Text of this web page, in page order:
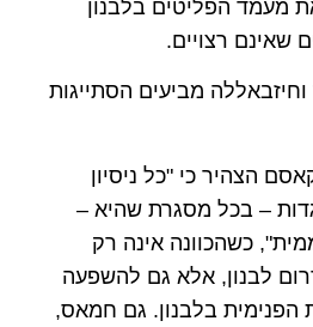
מעמד הפליטים בלבנון
שאינם רצויים.
מביעים הסתייגות
הצהיר כי "כל ניסיון
– בכל מסגרת שהיא –
כשהכוונה אינה רק
לבנון, אלא גם להשפעה
הפנימית בלבנון. גם חמאס,